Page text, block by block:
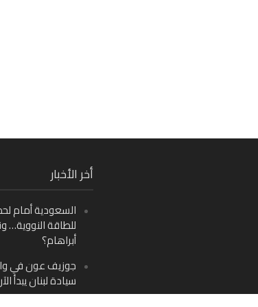
أخر الأخبار
السعودية أمام
للطاقة النووية…
أبراهام؟
جوزيف عون في
سيادة لبنان يبدأ